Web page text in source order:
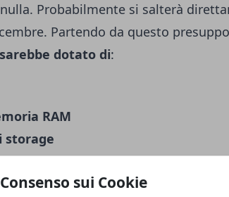
Consenso sui Cookie
Probabilmente si salterà
Partendo da questo
dotato di:
RAM
storage
il nuovo modello dal vecchio